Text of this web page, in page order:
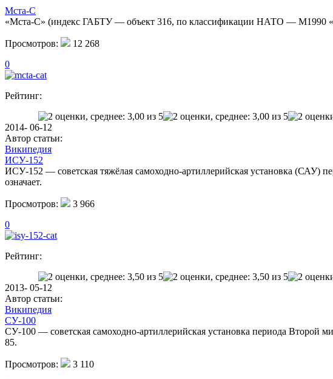
Мста-С
«Мста-С» (индекс ГАБТУ — объект 316, по классификации НАТО — M1990
Просмотров:
12 268
0
Рейтинг:
2014- 06-12
Автор статьи:
Википедия
ИСУ-152
ИСУ-152 — советская тяжёлая самоходно-артиллерийская установка
означает.
Просмотров:
3 966
0
Рейтинг:
2013- 05-12
Автор статьи:
Википедия
СУ-100
СУ-100 — советская самоходно-артиллерийская установка периода Второй
85.
Просмотров:
3 110